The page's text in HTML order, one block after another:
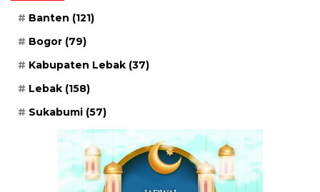
Banten (121)
Bogor (79)
Kabupaten Lebak (37)
Lebak (158)
Sukabumi (57)